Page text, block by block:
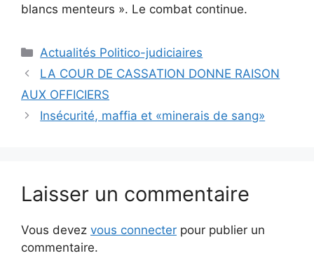
blancs menteurs ». Le combat continue.
Catégories
Actualités Politico-judiciaires
LA COUR DE CASSATION DONNE RAISON
AUX OFFICIERS
Insécurité, maffia et «minerais de sang»
Laisser un commentaire
Vous devez vous connecter pour publier un
commentaire.